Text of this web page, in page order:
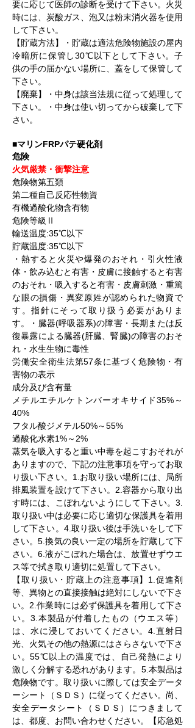
要に応じて医師の診断を受けて下さい。火災
時には、炭酸ガス、泡又は粉末消火器を使用
して下さい。
【貯蔵方法】・貯蔵は適法危険物施設の屋内
冷暗所に保管し30℃以下として下さい。子
供の手の届かない場所に、蓋をして保管して
下さい。
【廃棄】・中身は該当法規に従って処理して
下さい。・中身は使い切ってから破棄して下
さい。
■マリンFRPパテ硬化剤
危険
火気厳禁・衝撃注意
危険物第五類
第二種自己反応性物資
有機過酸化物含有物
危険等級Ⅱ
輸送温度:35℃以下
貯蔵温度:35℃以下
・熱すると火災や爆発のおそれ・引火性液
体・飲み込むと有害・皮膚に接触すると有害
のおそれ・吸入すると有害・皮膚刺激・重篤
な眼の損傷・異変原姓が認められた物資で
す。指針にそって取り扱う必要がありま
す。・臓器(呼吸器系)の障害・長期または反
復暴露による臓器(肝臓、腎臓)の障害のおそ
れ・水生生物に毒性
労働安全衛生法第57条に基づく危険物・有
害物の表示
成分及び含有量
メチルエチルケトンバーオキサイド35%～
40%
フタル酸ジメテル50%～55%
過酸化水素1%～2%
蒸気を吸入すると重い中毒を起こすおそれが
ありますので、下記の注意事項を守ってお取
り扱い下さい。1.お取り扱い場所には、局所
排風装置を設けて下さい。2.容器から取り出
す時には、こぼれないようにして下さい。3.
取り扱い中は必要に応じ適切な保護具を着用
して下さい。4.取り扱い後は手洗いをして下
さい。5.換気の良い一定の場所を貯蔵して下
さい。6.液がこぼれた場合は、放置せずウエ
ス等で拭き取り適切に処置して下さい。
【取り扱い・貯蔵上の注意事項】1.促進剤
等、異物との直接接触は絶対にしないで下さ
い。2.作業時には必ず保護具を着用して下さ
い。3.本製品が付着したもの（ウエス等）
は、水に浸しておいてください。4.直射日
光、火気その他の熱源にはさらさないで下さ
い。55℃以上の温度では、自己発熱により
激しく分解する恐れがあります。5.本製品は
危険物です。取り扱いに際しては安全データ
ーシート（ＳＤＳ）に従ってください。尚、
安全データシート（ＳＤＳ）につきまして
は、都度、お問い合わせください。【応急処